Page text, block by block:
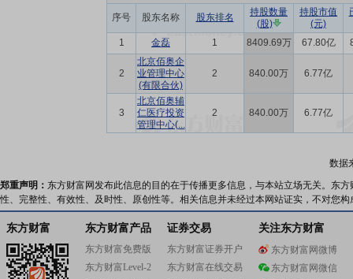
序号 股东名称 股东排名
持股数量
(股)
持股市值
(元)
1 金磊 1 8409.69万 67.80亿
2
北京佰奥企
业管理中心
(有限合伙)
2 840.00万 6.77亿
3
北京佰奥辅
仁医疗投资
管理中心(...
2 840.00万 6.77亿
数据
郑重声明： 东方财富网发布此信息的目的在于传播更多信息，与本站立场无关。东
性、完整性、有效性、及时性、原创性等。相关信息并未经过本网站证实，不对您
东方财富 东方财富产品
东方财富免费版
东方财富Level-2
证券交易
东方财富证券开户
东方财富在线交易
关注东方财富
东方财富网微博
东方财富网微信